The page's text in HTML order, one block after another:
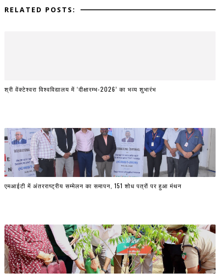
RELATED POSTS:
श्री वेंक्टेश्वरा विश्वविद्यालय में ‘दीक्षारम्भ-2026’ का भव्य शुभारंभ
एमआईटी में अंतरराष्ट्रीय सम्मेलन का समापन, 151 शोध पत्रों पर हुआ मंथन